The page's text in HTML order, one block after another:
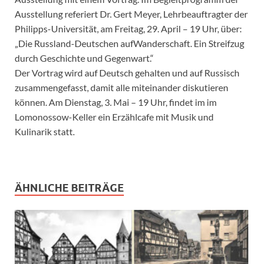
Ausstellung referiert Dr. Gert Meyer, Lehrbeauftragter der
Philipps-Universität, am Freitag, 29. April – 19 Uhr, über:
„Die Russland-Deutschen aufWanderschaft. Ein Streifzug
durch Geschichte und Gegenwart.“
Der Vortrag wird auf Deutsch gehalten und auf Russisch
zusammengefasst, damit alle miteinander diskutieren
können. Am Dienstag, 3. Mai – 19 Uhr, findet im im
Lomonossow-Keller ein Erzählcafe mit Musik und
Kulinarik statt.
ÄHNLICHE BEITRÄGE